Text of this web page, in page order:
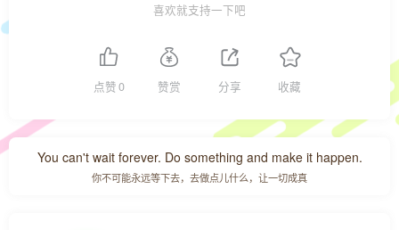
喜欢就支持一下吧
点赞0 赞赏 分享 收藏
You can't wait forever. Do something and make it happen.
你不可能永远等下去，去做点儿什么，让一切成真